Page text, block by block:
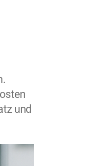
und